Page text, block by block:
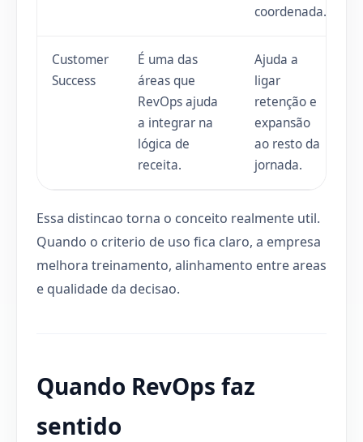
coordenada.
Customer
Success
É uma das
áreas que
RevOps ajuda
a integrar na
lógica de
receita.
Ajuda a
ligar
retenção e
expansão
ao resto da
jornada.
Essa distincao torna o conceito realmente util.
Quando o criterio de uso fica claro, a empresa
melhora treinamento, alinhamento entre areas
e qualidade da decisao.
Quando RevOps faz
sentido